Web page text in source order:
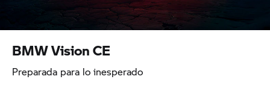
BMW Vision CE
Preparada para lo inesperado